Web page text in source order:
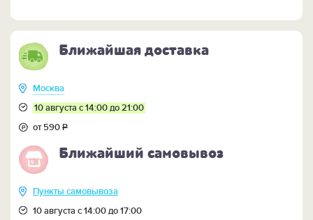
Ближайшая доставка
Москва
10 августа с 14:00 до 21:00
от 590Р
Ближайший самовывоз
Пункты самовывоза
10 августа с 14:00 до 17:00